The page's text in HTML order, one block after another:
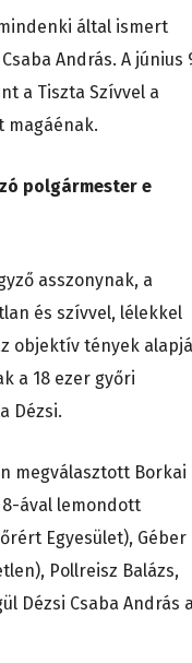
által ismert
András. A június
a Tiszta Szívvel a
magáénak.
polgármester e
asszonynak, a
és szívvel, lélekkel
objektív tények
a 18 ezer győri
Dézsi.
megválasztott Borkai
ával lemondott
Egyesület), Géber
Pollreisz Balázs,
Dézsi Csaba András